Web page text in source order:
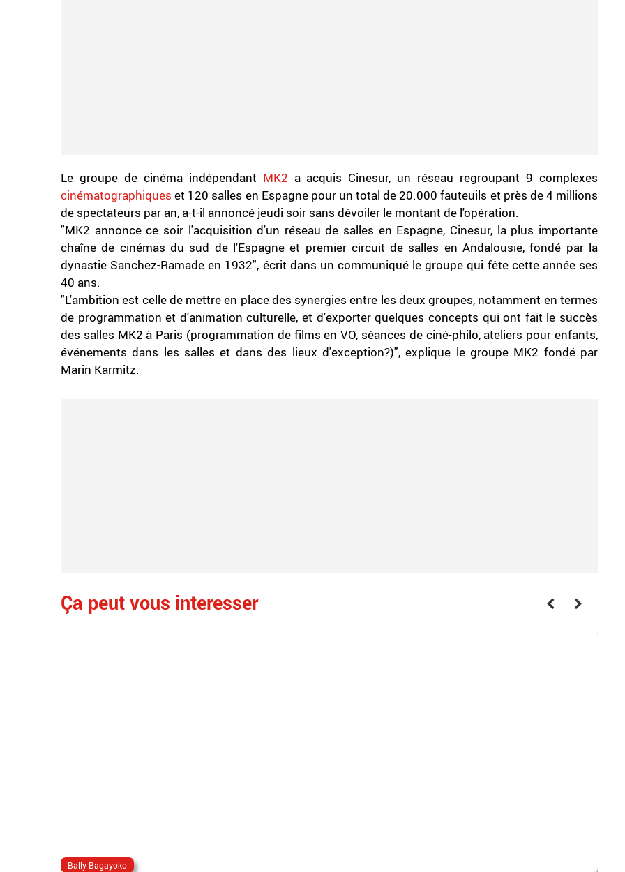
Le groupe de cinéma indépendant MK2 a acquis Cinesur, un réseau regroupant 9 complexes
cinématographiqueset 120 salles en Espagne pour un total de 20.000 fauteuils et près de 4 millions
de spectateurs par an, a-t-il annoncé jeudi soir sans dévoiler le montant de l'opération.
"MK2 annonce ce soir l'acquisition d'un réseau de salles en Espagne, Cinesur, la plus importante
chaîne de cinémas du sud de l'Espagne et premier circuit de salles en Andalousie, fondé par la
dynastie Sanchez-Ramade en 1932", écrit dans un communiqué le groupe qui fête cette année ses
40 ans.
"L'ambition est celle de mettre en place des synergies entre les deux groupes, notamment en termes
de programmation et d'animation culturelle, et d'exporter quelques concepts qui ont fait le succès
des salles MK2 à Paris (programmation de films en VO, séances de ciné-philo, ateliers pour enfants,
événements dans les salles et dans des lieux d'exception?)", explique le groupe MK2 fondé par
Marin Karmitz.
Ça peut vous interesser
Bally Bagayoko